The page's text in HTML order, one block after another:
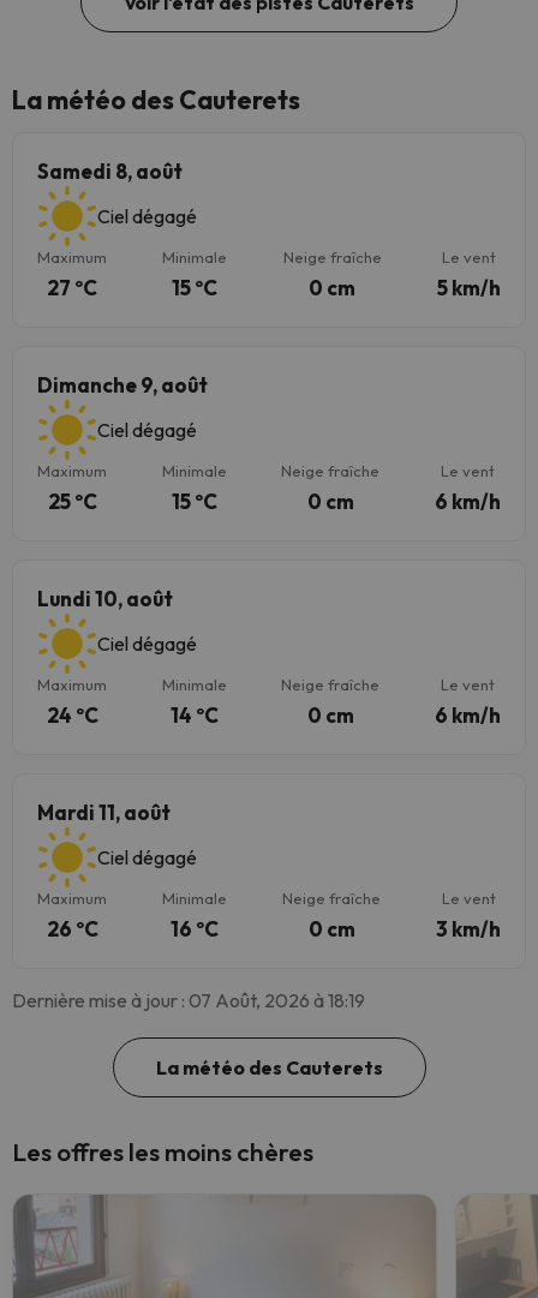
La météo des Cauterets
Samedi 8, août
Ciel dégagé
Maximum
27 ºC
Minimale
15 ºC
Neige fraîche
0 cm
Le vent
5 km/h
Dimanche 9, août
Ciel dégagé
Maximum
25 ºC
Minimale
15 ºC
Neige fraîche
0 cm
Le vent
6 km/h
Lundi 10, août
Ciel dégagé
Maximum
24 ºC
Minimale
14 ºC
Neige fraîche
0 cm
Le vent
6 km/h
Mardi 11, août
Ciel dégagé
Maximum
26 ºC
Minimale
16 ºC
Neige fraîche
0 cm
Le vent
3 km/h
Dernière mise à jour : 07 Août, 2026 à 18:19
La météo des Cauterets
Les offres les moins chères